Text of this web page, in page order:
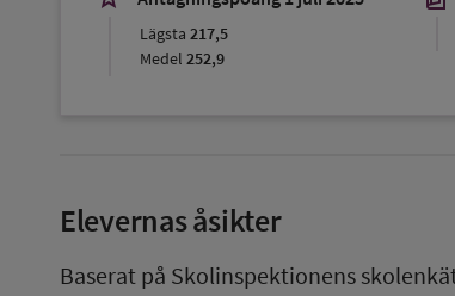
Lägsta 217,5
Medel 252,9
Elevernas åsikter
Baserat på Skolinspektionens